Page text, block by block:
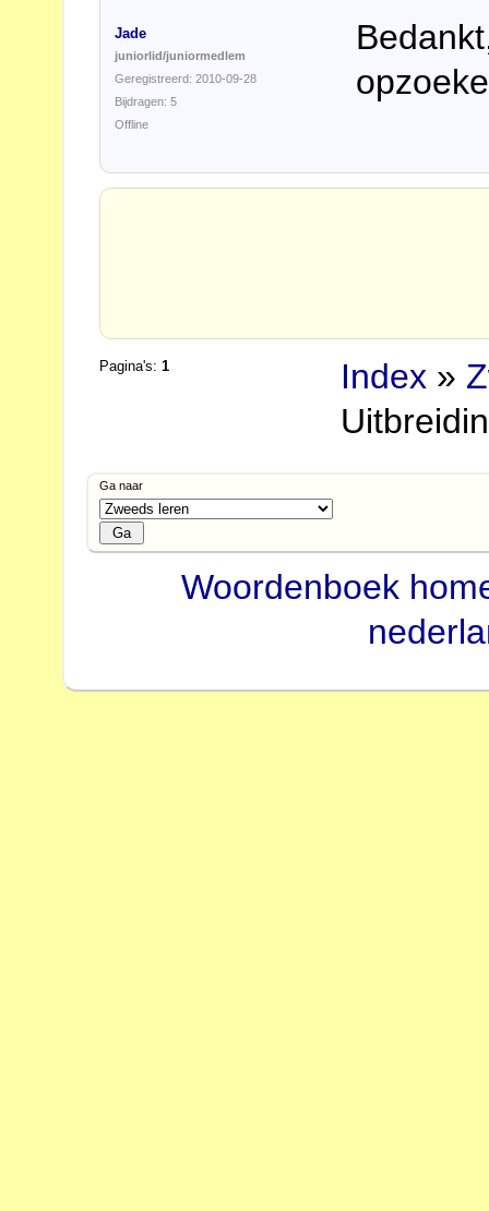
Jade
juniorlid/juniormedlem
Geregistreerd: 2010-09-28
Bijdragen: 5
Offline
Pagina's:1 Index »
Ga naar
Woordenboek